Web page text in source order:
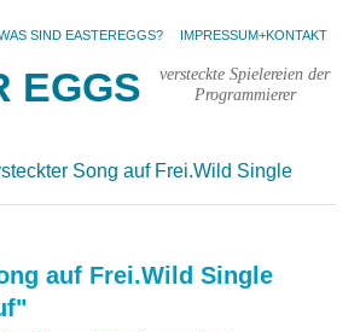
SIND EASTEREGGS? IMPRESSUM+KONTAKT
EGGS
versteckte Spielereien der
Programmierer
Song auf Frei.Wild Single
auf Frei.Wild Single